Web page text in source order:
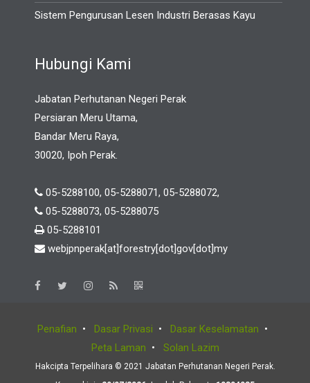
Sistem Pengurusan Lesen Industri Berasas Kayu
Hubungi Kami
Jabatan Perhutanan Negeri Perak
Persiaran Meru Utama,
Bandar Meru Raya,
30020, Ipoh Perak.
05-5288100, 05-5288071, 05-5288072,
05-5288073, 05-5288075
05-5288101
webjpnperak[at]forestry[dot]gov[dot]my
Penafian • Dasar Privasi • Dasar Keselamatan •
Peta Laman • Solan Lazim
Hakcipta Terpelihara © 2021 Jabatan Perhutanan Negeri Perak.